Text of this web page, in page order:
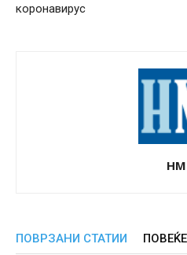
коронавирус
НМ
ПОВРЗАНИ СТАТИИ